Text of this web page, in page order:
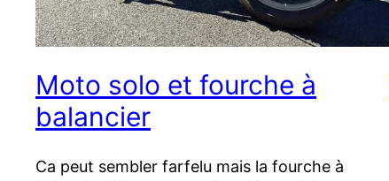
Moto solo et fourche à
balancier
Ca peut sembler farfelu mais la fourche à